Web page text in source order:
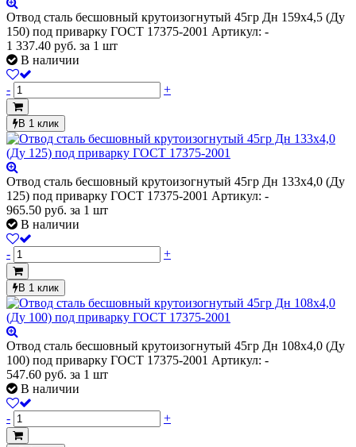
Отвод сталь бесшовный крутоизогнутый 45гр Дн 159х4,5 (Ду
150) под приварку ГОСТ 17375-2001 Артикул: -
1 337.40 руб. за 1 шт
В наличии
- +
В 1 клик
Отвод сталь бесшовный крутоизогнутый 45гр Дн 133х4,0 (Ду
125) под приварку ГОСТ 17375-2001 Артикул: -
965.50 руб. за 1 шт
В наличии
- +
В 1 клик
Отвод сталь бесшовный крутоизогнутый 45гр Дн 108х4,0 (Ду
100) под приварку ГОСТ 17375-2001 Артикул: -
547.60 руб. за 1 шт
В наличии
- +